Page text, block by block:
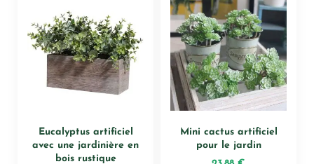
Eucalyptus artificiel
avec une jardinière en
bois rustique
Mini cactus artificiel
pour le jardin